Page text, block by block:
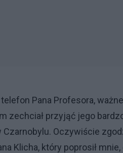
Pana Profesora,
zechciał przyjąć jego
Oczywiście
Klicha, który poprosił mnie,